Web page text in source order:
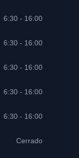
6:30 - 16:00
6:30 - 16:00
6:30 - 16:00
6:30 - 16:00
6:30 - 16:00
Cerrado